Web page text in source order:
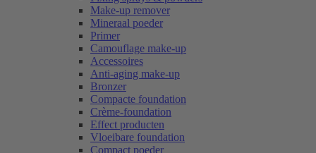
Make-up remover
Mineraal poeder
Primer
Camouflage make-up
Accessoires
Anti-aging make-up
Bronzer
Compacte foundation
Crème-foundation
Effect producten
Vloeibare foundation
Compact poeder